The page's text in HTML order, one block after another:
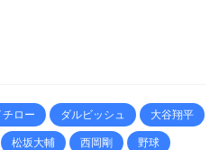
チロー ダルビッシュ 大谷翔平
松坂大輔 西岡剛 野球